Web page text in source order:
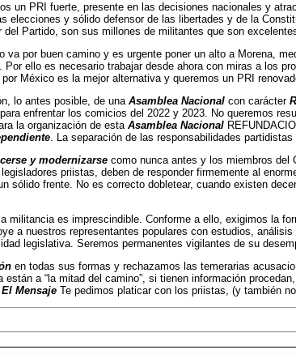
un PRI fuerte, presente en las decisiones nacionales y
elecciones y sólido defensor de las libertades y de la
del Partido, son sus millones de militantes que son
va por buen camino y es urgente poner un alto a Morena,
ello es necesario trabajar desde ahora con miras a los
México es la mejor alternativa y queremos un PRI
lo antes posible, de unaAsamblea Nacional con carácter
enfrentar los comicios del 2022 y 2023. No queremos
la organización de esta Asamblea Nacional
. La separación de las responsabilidades
y modernizarse como nunca antes y los miembros del
priistas, deben de responder firmemente al
sólido frente. No es correcto dobletear, cuando existen
militancia es imprescindible. Conforme a ello, exigimos la
a nuestros representantes populares con estudios,
legislativa. Seremos permanentes vigilantes de su
en todas sus formas y rechazamos las temerarias
están a “la mitad del camino”, si tienen información
Mensaje Te pedimos platicar con los priistas, (y también